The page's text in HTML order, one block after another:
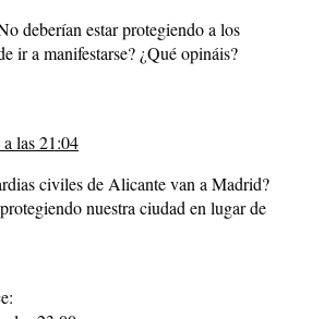
deberían estar protegiendo a los
ir a manifestarse? ¿Qué opináis?
las 21:04
civiles de Alicante van a Madrid?
nuestra ciudad en lugar de